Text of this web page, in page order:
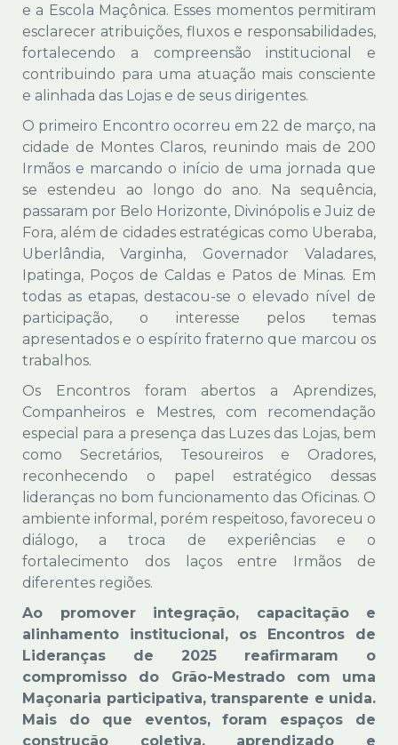
e a Escola Maçônica. Esses momentos permitiram
esclarecer atribuições, fluxos e responsabilidades,
fortalecendo a compreensão institucional e
contribuindo para uma atuação mais consciente
e alinhada das Lojas e de seus dirigentes.
O primeiro Encontro ocorreu em 22 de março, na
cidade de Montes Claros, reunindo mais de 200
Irmãos e marcando o início de uma jornada que
se estendeu ao longo do ano. Na sequência,
passaram por Belo Horizonte, Divinópolis e Juiz de
Fora, além de cidades estratégicas como Uberaba,
Uberlândia, Varginha, Governador Valadares,
Ipatinga, Poços de Caldas e Patos de Minas. Em
todas as etapas, destacou-se o elevado nível de
participação, o interesse pelos temas
apresentados e o espírito fraterno que marcou os
trabalhos.
Os Encontros foram abertos a Aprendizes,
Companheiros e Mestres, com recomendação
especial para a presença das Luzes das Lojas, bem
como Secretários, Tesoureiros e Oradores,
reconhecendo o papel estratégico dessas
lideranças no bom funcionamento das Oficinas. O
ambiente informal, porém respeitoso, favoreceu o
diálogo, a troca de experiências e o
fortalecimento dos laços entre Irmãos de
diferentes regiões.
Ao promover integração, capacitação e
alinhamento institucional, os Encontros de
Lideranças de 2025 reafirmaram o
compromisso do Grão-Mestrado com uma
Maçonaria participativa, transparente e unida.
Mais do que eventos, foram espaços de
construção coletiva, aprendizado e